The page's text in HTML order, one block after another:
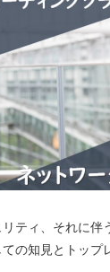
ティ、それに伴
の知見とトップ